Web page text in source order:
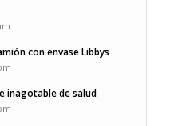
con envase Libbys
inagotable de salud